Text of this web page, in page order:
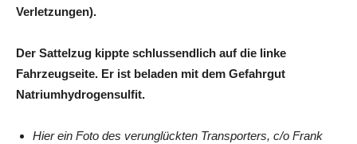
Verletzungen).
Der Sattelzug kippte schlussendlich auf die linke
Fahrzeugseite. Er ist beladen mit dem Gefahrgut
Natriumhydrogensulfit.
Hier ein Foto des verunglückten Transporters, c/o Frank